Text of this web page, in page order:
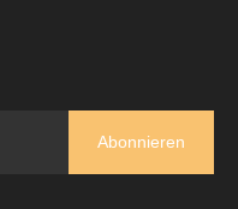
Abonnieren